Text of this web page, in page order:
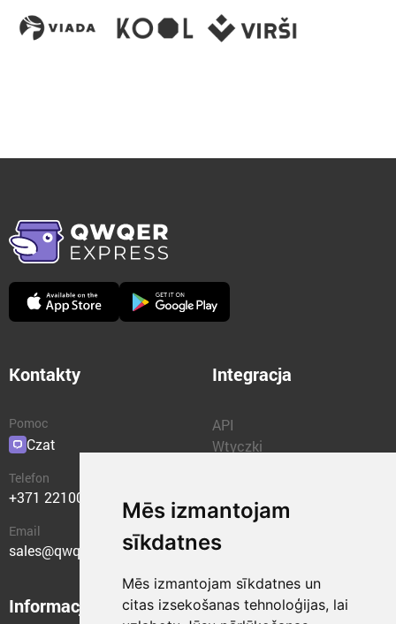
Mēs izmantojam
sīkdatnes
Mēs izmantojam sīkdatnes un
citas izsekošanas tehnoloģijas, lai
Kontakty
Pomoc
Czat
Telefon
+371 22100400
Email
sales@qwqer.eu
Integracja
API
Wtyczki
Informacje
Jednostki